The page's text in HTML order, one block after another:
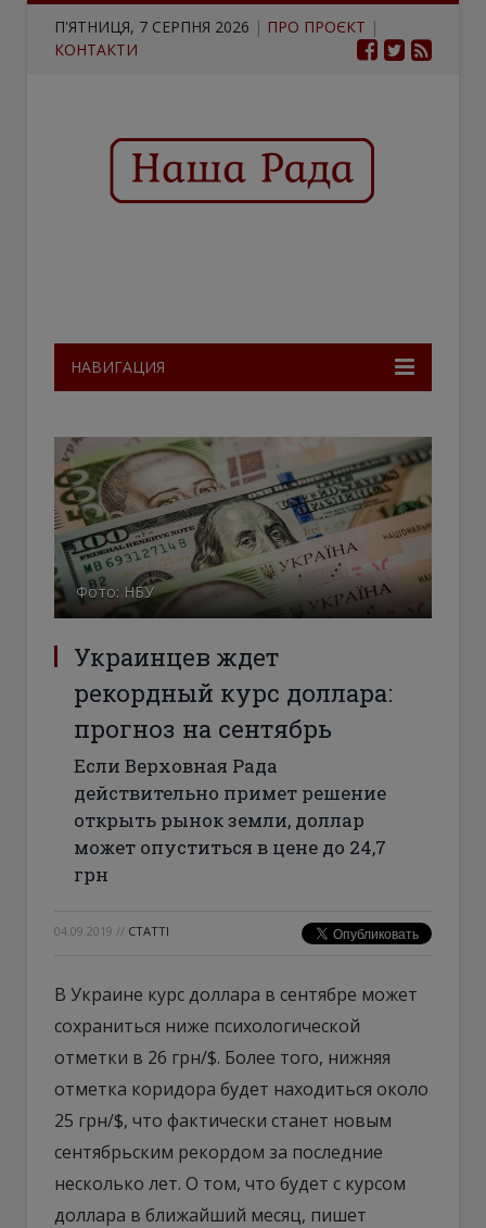
П'ЯТНИЦЯ, 7 СЕРПНЯ 2026 | ПРО ПРОЄКТ |
КОНТАКТИ
НАВИГАЦИЯ
Фото: НБУ
Украинцев ждет
рекордный курс доллара:
прогноз на сентябрь
Если Верховная Рада
действительно примет решение
открыть рынок земли, доллар
может опуститься в цене до 24,7
грн
04.09.2019 // СТАТТІ
В Украине курс доллара в сентябре может
сохраниться ниже психологической
отметки в 26 грн/$. Более того, нижняя
отметка коридора будет находиться около
25 грн/$, что фактически станет новым
сентябрьским рекордом за последние
несколько лет. О том, что будет с курсом
доллара в ближайший месяц, пишет